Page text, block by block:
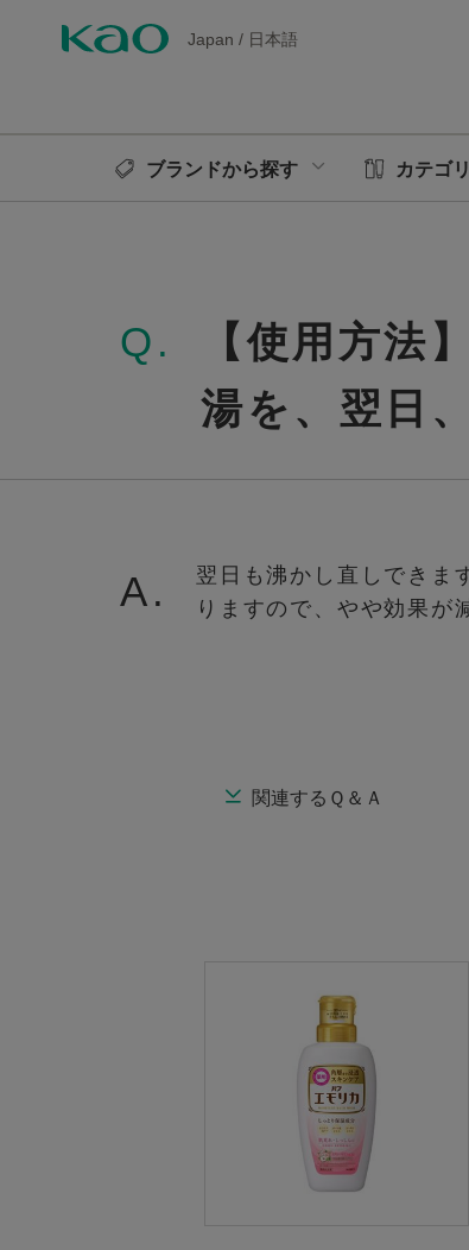
Japan / 日本語
ブランドから探す カテゴ
Q.
【使用方法
湯を、翌日
A.
翌日も沸かし直しできま
りますので、やや効果が
関連するＱ＆Ａ